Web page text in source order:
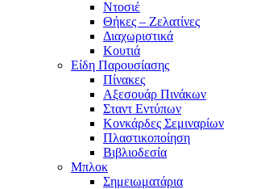
Ντοσιέ
Θήκες – Ζελατίνες
Διαχωριστικά
Κουτιά
Είδη Παρουσίασης
Πίνακες
Αξεσουάρ Πινάκων
Σταντ Εντύπων
Κονκάρδες Σεμιναρίων
Πλαστικοποίηση
Βιβλιοδεσία
Μπλοκ
Σημειωματάρια